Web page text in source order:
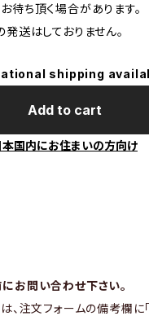
待ち頂く場合があります。
発送はしておりません。
shipping
Add to cart
本国内にお住まいの方向け
お問い合わせ下さい。
、注文フォームの備考欄に